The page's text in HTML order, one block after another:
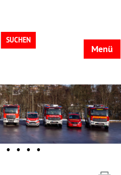
Suchen
nach:
Menü